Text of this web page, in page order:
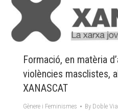
Formació, en matèria
violències masclistes,
XANASCAT
Gènere i Feminismes By Doble Via